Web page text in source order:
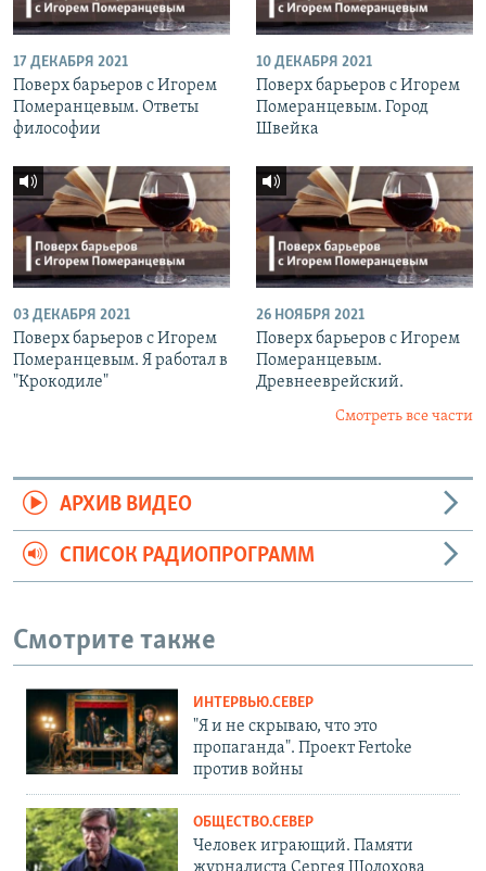
17 ДЕКАБРЯ 2021
Поверх барьеров с Игорем
Померанцевым. Ответы
философии
10 ДЕКАБРЯ 2021
Поверх барьеров с Игорем
Померанцевым. Город
Швейка
03 ДЕКАБРЯ 2021
Поверх барьеров с Игорем
Померанцевым. Я работал в
"Крокодиле"
26 НОЯБРЯ 2021
Поверх барьеров с Игорем
Померанцевым.
Древнееврейский.
Смотреть все части
АРХИВ ВИДЕО
СПИСОК РАДИОПРОГРАММ
Смотрите также
ИНТЕРВЬЮ.СЕВЕР
"Я и не скрываю, что это
пропаганда". Проект Fertoke
против войны
ОБЩЕСТВО.СЕВЕР
Человек играющий. Памяти